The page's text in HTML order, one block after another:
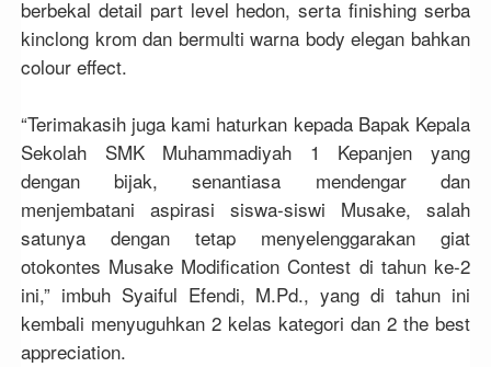
berbekal detail part level hedon, serta finishing serba
kinclong krom dan bermulti warna body elegan bahkan
colour effect.
“Terimakasih juga kami haturkan kepada Bapak Kepala
Sekolah SMK Muhammadiyah 1 Kepanjen yang
dengan bijak, senantiasa mendengar dan
menjembatani aspirasi siswa-siswi Musake, salah
satunya dengan tetap menyelenggarakan giat
otokontes Musake Modification Contest di tahun ke-2
ini,” imbuh Syaiful Efendi, M.Pd., yang di tahun ini
kembali menyuguhkan 2 kelas kategori dan 2 the best
appreciation.